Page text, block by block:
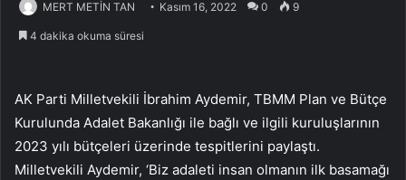
MERT METİN TAN Kasım 16, 2022 0 9
4 dakika okuma süresi
AK Parti Milletvekili İbrahim Aydemir, TBMM Plan ve Bütçe
Kurulunda Adalet Bakanlığı ile bağlı ve ilgili kuruluşlarının
2023 yılı bütçeleri üzerinde tespitlerini paylaştı.
Milletvekili Aydemir, ‘Biz adaleti insan olmanın ilk basamağı